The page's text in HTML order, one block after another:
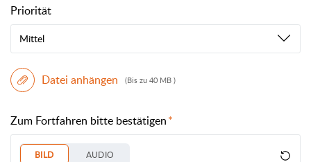
Priorität
Mittel
Datei anhängen (Bis zu 40 MB )
Zum Fortfahren bitte bestätigen
BILD AUDIO